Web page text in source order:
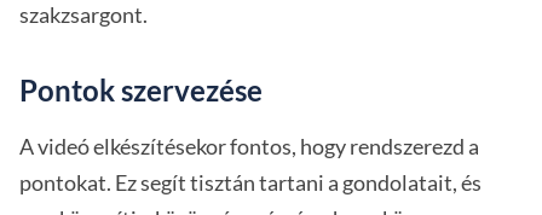
szakzsargont.
Pontok szervezése
A videó elkészítésekor fontos, hogy rendszerezd a
pontokat. Ez segít tisztán tartani a gondolatait, és